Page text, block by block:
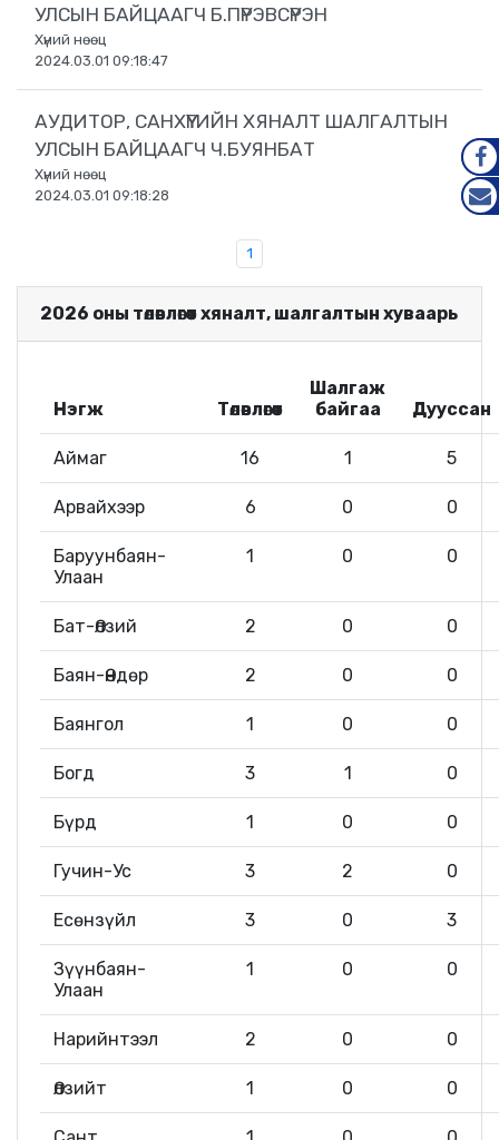
УЛСЫН БАЙЦААГЧ Б.ПҮРЭВСҮРЭН
Хүний нөөц
2024.03.01 09:18:47
АУДИТОР, САНХҮҮГИЙН ХЯНАЛТ ШАЛГАЛТЫН
УЛСЫН БАЙЦААГЧ Ч.БУЯНБАТ
Хүний нөөц
2024.03.01 09:18:28
1
2026 оны төлөвлөгөөт хяналт, шалгалтын хуваарь
Нэгж Төлөвлөгөөт
Шалгаж
байгаа
Дууссан
Аймаг 16 1 5
Арвайхээр 6 0 0
Баруунбаян-
Улаан
1 0 0
Бат-Өлзий 2 0 0
Баян-Өндөр 2 0 0
Баянгол 1 0 0
Богд 3 1 0
Бүрд 1 0 0
Гучин-Ус 3 2 0
Есөнзүйл 3 0 3
Зүүнбаян-
Улаан
1 0 0
Нарийнтээл 2 0 0
Өлзийт 1 0 0